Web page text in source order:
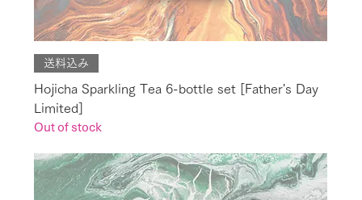
送料込み
Hojicha Sparkling Tea 6-bottle set [Father's Day
Limited]
Out of stock